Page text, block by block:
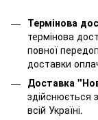
Термінова
термінова
повної
доставки
Доставка
здійснюється
всій Україні.